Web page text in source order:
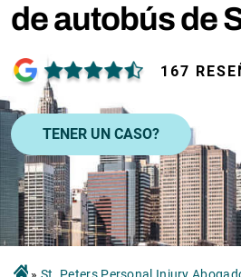
de autobús de
167
TENER UN CASO?